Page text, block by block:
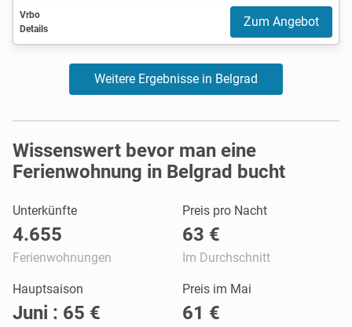
Vrbo
Details
Zum Angebot
Weitere Ergebnisse in Belgrad
Wissenswert bevor man eine
Ferienwohnung in Belgrad bucht
Unterkünfte
4.655
Ferienwohnungen
Preis pro Nacht
63 €
Im Durchschnitt
Hauptsaison
Juni : 65 €
Preis im Mai
61 €